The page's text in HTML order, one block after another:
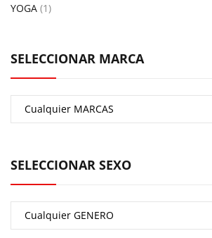
YOGA (1)
SELECCIONAR MARCA
SELECCIONAR SEXO